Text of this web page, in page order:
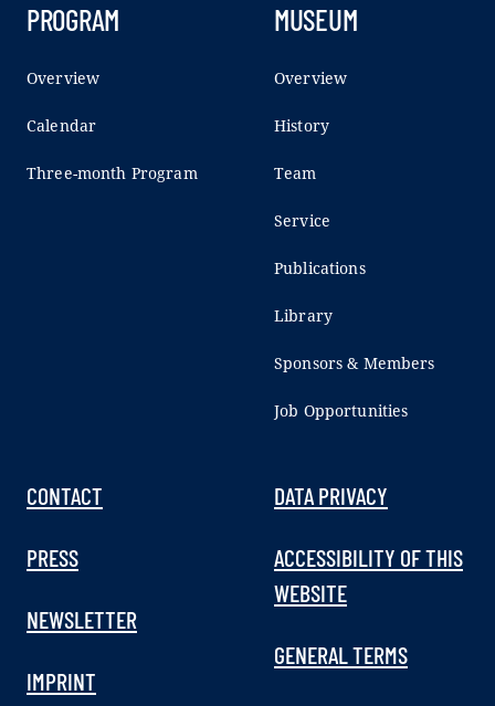
PROGRAM
Overview
Calendar
Three-month Program
MUSEUM
Overview
History
Team
Service
Publications
Library
Sponsors & Members
Job Opportunities
CONTACT
PRESS
NEWSLETTER
IMPRINT
DATA PRIVACY
ACCESSIBILITY OF THIS
WEBSITE
GENERAL TERMS